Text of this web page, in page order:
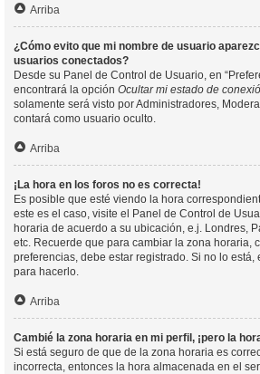
Arriba
¿Cómo evito que mi nombre de usuario
usuarios conectados?
Desde su Panel de Control de Usuario, en
encontrará la opción Ocultar mi estado de
solamente será visto por Administradores,
contará como usuario oculto.
Arriba
¡La hora en los foros no es correcta!
Es posible que esté viendo la hora
este es el caso, visite el Panel de Control de
horaria de acuerdo a su ubicación, e.j. Londres,
etc. Recuerde que para cambiar la zona horaria,
preferencias, debe estar registrado. Si no lo está,
para hacerlo.
Arriba
Cambié la zona horaria en mi perfil, ¡pero la
Si está seguro de que de la zona horaria es
incorrecta, entonces la hora almacenada en el